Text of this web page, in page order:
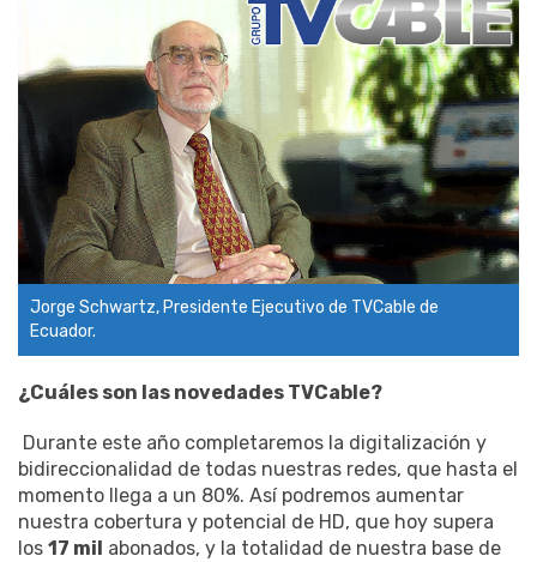
Jorge Schwartz, Presidente Ejecutivo de TVCable de
Ecuador.
¿Cuáles son las novedades TVCable?
Durante este año completaremos la digitalización y
bidireccionalidad de todas nuestras redes, que hasta el
momento llega a un 80%. Así podremos aumentar
nuestra cobertura y potencial de HD, que hoy supera
los 17 mil abonados, y la totalidad de nuestra base de